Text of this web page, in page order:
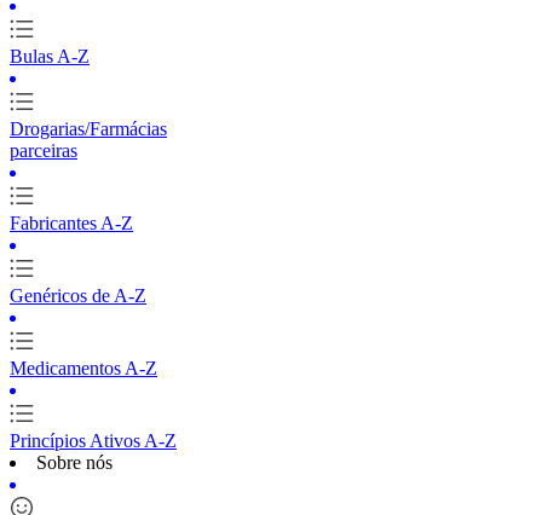
Bulas A-Z
Drogarias/Farmácias
parceiras
Fabricantes A-Z
Genéricos de A-Z
Medicamentos A-Z
Princípios Ativos A-Z
Sobre nós